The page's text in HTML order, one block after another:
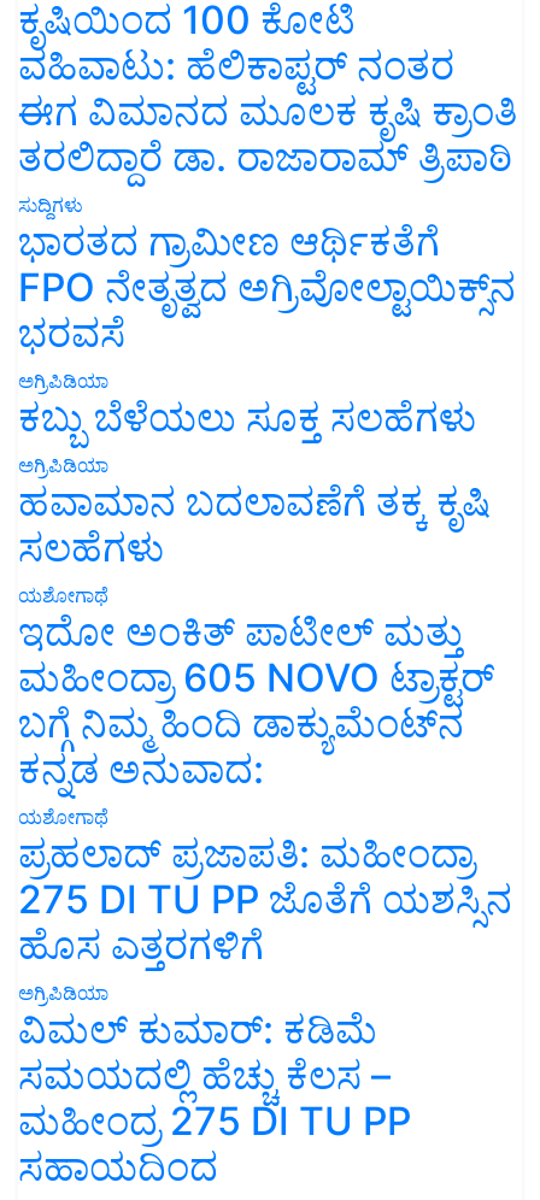
ಕೃಷಿಯಿಂದ 100 ಕೋಟಿ
ವಹಿವಾಟು: ಹೆಲಿಕಾಪ್ಟರ್ ನಂತರ
ಈಗ ವಿಮಾನದ ಮೂಲಕ ಕೃಷಿ ಕ್ರಾಂತಿ
ತರಲಿದ್ದಾರೆ ಡಾ. ರಾಜಾರಾಮ್ ತ್ರಿಪಾಠಿ
ಸುದ್ದಿಗಳು
ಭಾರತದ ಗ್ರಾಮೀಣ ಆರ್ಥಿಕತೆಗೆ
FPO ನೇತೃತ್ವದ ಅಗ್ರಿವೋಲ್ಟಾಯಿಕ್ಸ್‌ನ
ಭರವಸೆ
ಅಗ್ರಿಪಿಡಿಯಾ
ಕಬ್ಬು ಬೆಳೆಯಲು ಸೂಕ್ತ ಸಲಹೆಗಳು
ಅಗ್ರಿಪಿಡಿಯಾ
ಹವಾಮಾನ ಬದಲಾವಣೆಗೆ ತಕ್ಕ ಕೃಷಿ
ಸಲಹೆಗಳು
ಯಶೋಗಾಥೆ
ಇದೋ ಅಂಕಿತ್ ಪಾಟೀಲ್ ಮತ್ತು
ಮಹೀಂದ್ರಾ 605 NOVO ಟ್ರಾಕ್ಟರ್
ಬಗ್ಗೆ ನಿಮ್ಮ ಹಿಂದಿ ಡಾಕ್ಯುಮೆಂಟ್‌ನ
ಕನ್ನಡ ಅನುವಾದ:
ಯಶೋಗಾಥೆ
ಪ್ರಹಲಾದ್ ಪ್ರಜಾಪತಿ: ಮಹೀಂದ್ರಾ
275 DI TU PP ಜೊತೆಗೆ ಯಶಸ್ಸಿನ
ಹೊಸ ಎತ್ತರಗಳಿಗೆ
ಅಗ್ರಿಪಿಡಿಯಾ
ವಿಮಲ್ ಕುಮಾರ್: ಕಡಿಮೆ
ಸಮಯದಲ್ಲಿ ಹೆಚ್ಚು ಕೆಲಸ –
ಮಹೀಂದ್ರ 275 DI TU PP
ಸಹಾಯದಿಂದ